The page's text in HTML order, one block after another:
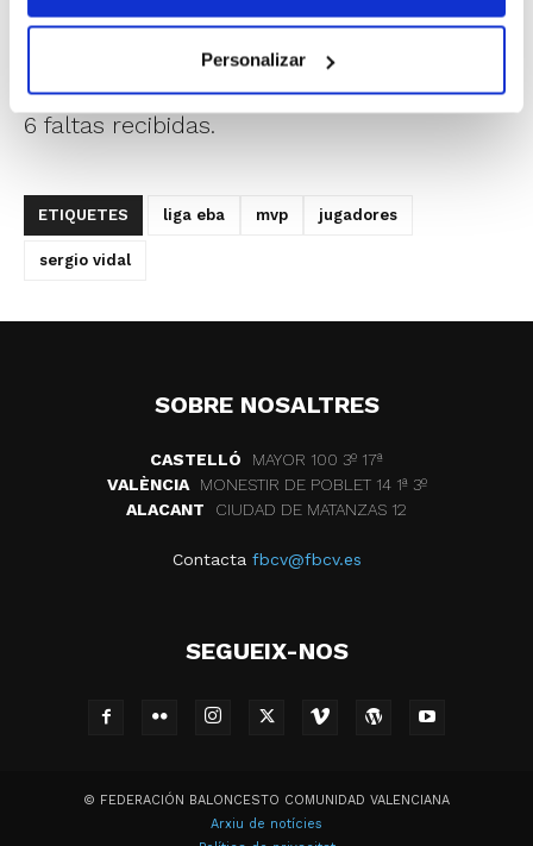
Personalizar
puntos anotados, 18 rebotes capturados y
6 faltas recibidas.
ETIQUETES liga eba mvp jugadores
sergio vidal
SOBRE NOSALTRES
CASTELLÓ
MAYOR 100 3º 17ª
VALÈNCIA
MONESTIR DE POBLET 14 1ª 3º
ALACANT
CIUDAD DE MATANZAS 12
Contacta fbcv@fbcv.es
SEGUEIX-NOS
© FEDERACIÓN BALONCESTO COMUNIDAD VALENCIANA
Arxiu de notícies